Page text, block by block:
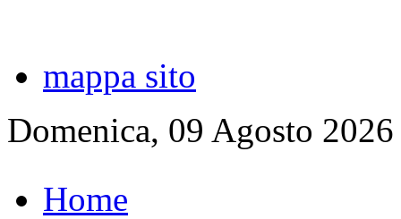
mappa sito
Domenica, 09 Agosto 2026
Home